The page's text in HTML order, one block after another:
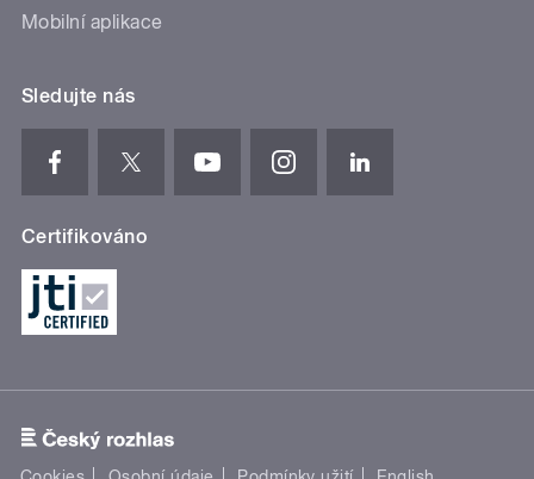
Mobilní aplikace
Sledujte nás
Certifikováno